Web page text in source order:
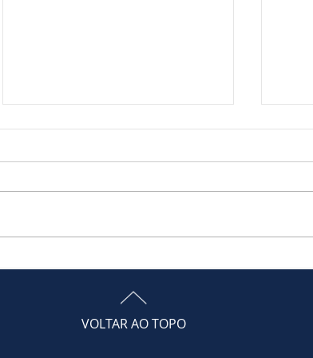
podem ficar mais caros com
VOLTAR AO TOPO